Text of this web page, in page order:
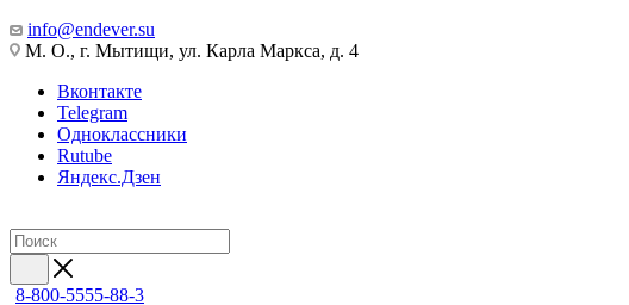
info@endever.su
М. О., г. Мытищи, ул. Карла Маркса, д. 4
Вконтакте
Telegram
Одноклассники
Rutube
Яндекс.Дзен
8-800-5555-88-3